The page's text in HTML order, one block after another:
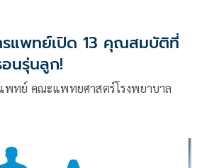
รแพทย์เปิด 13 คุณสมบัติที่
นรุ่นลูก!
พทย์ คณะแพทยศาสตร์โรงพยาบาล